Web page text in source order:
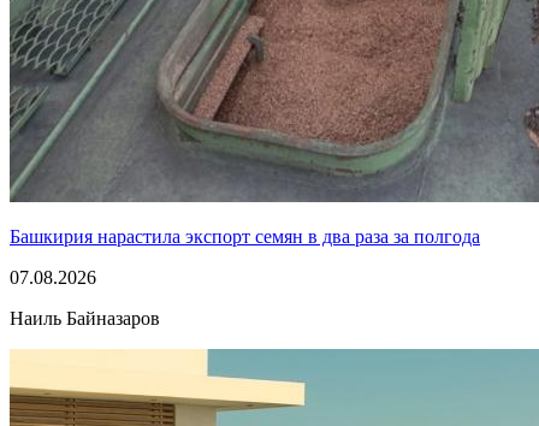
Башкирия нарастила экспорт семян в два раза за полгода
07.08.2026
Наиль Байназаров